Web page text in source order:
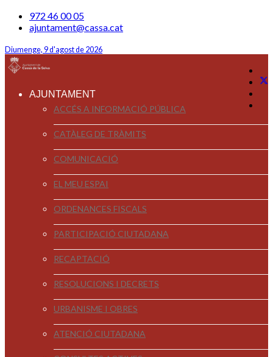
972 46 00 05
ajuntament@cassa.cat
Diumenge, 9 d'agost de 2026
AJUNTAMENT
ACCÉS A INFORMACIÓ PÚBLICA
CATÀLEG DE TRÀMITS
COMUNICACIÓ
EL MEU ESPAI
ORDENANCES FISCALS
PARTICIPACIÓ CIUTADANA
RECAPTACIÓ
RESOLUCIONS I DECRETS
URBANISME I OBRES
ATENCIÓ CIUTADANA